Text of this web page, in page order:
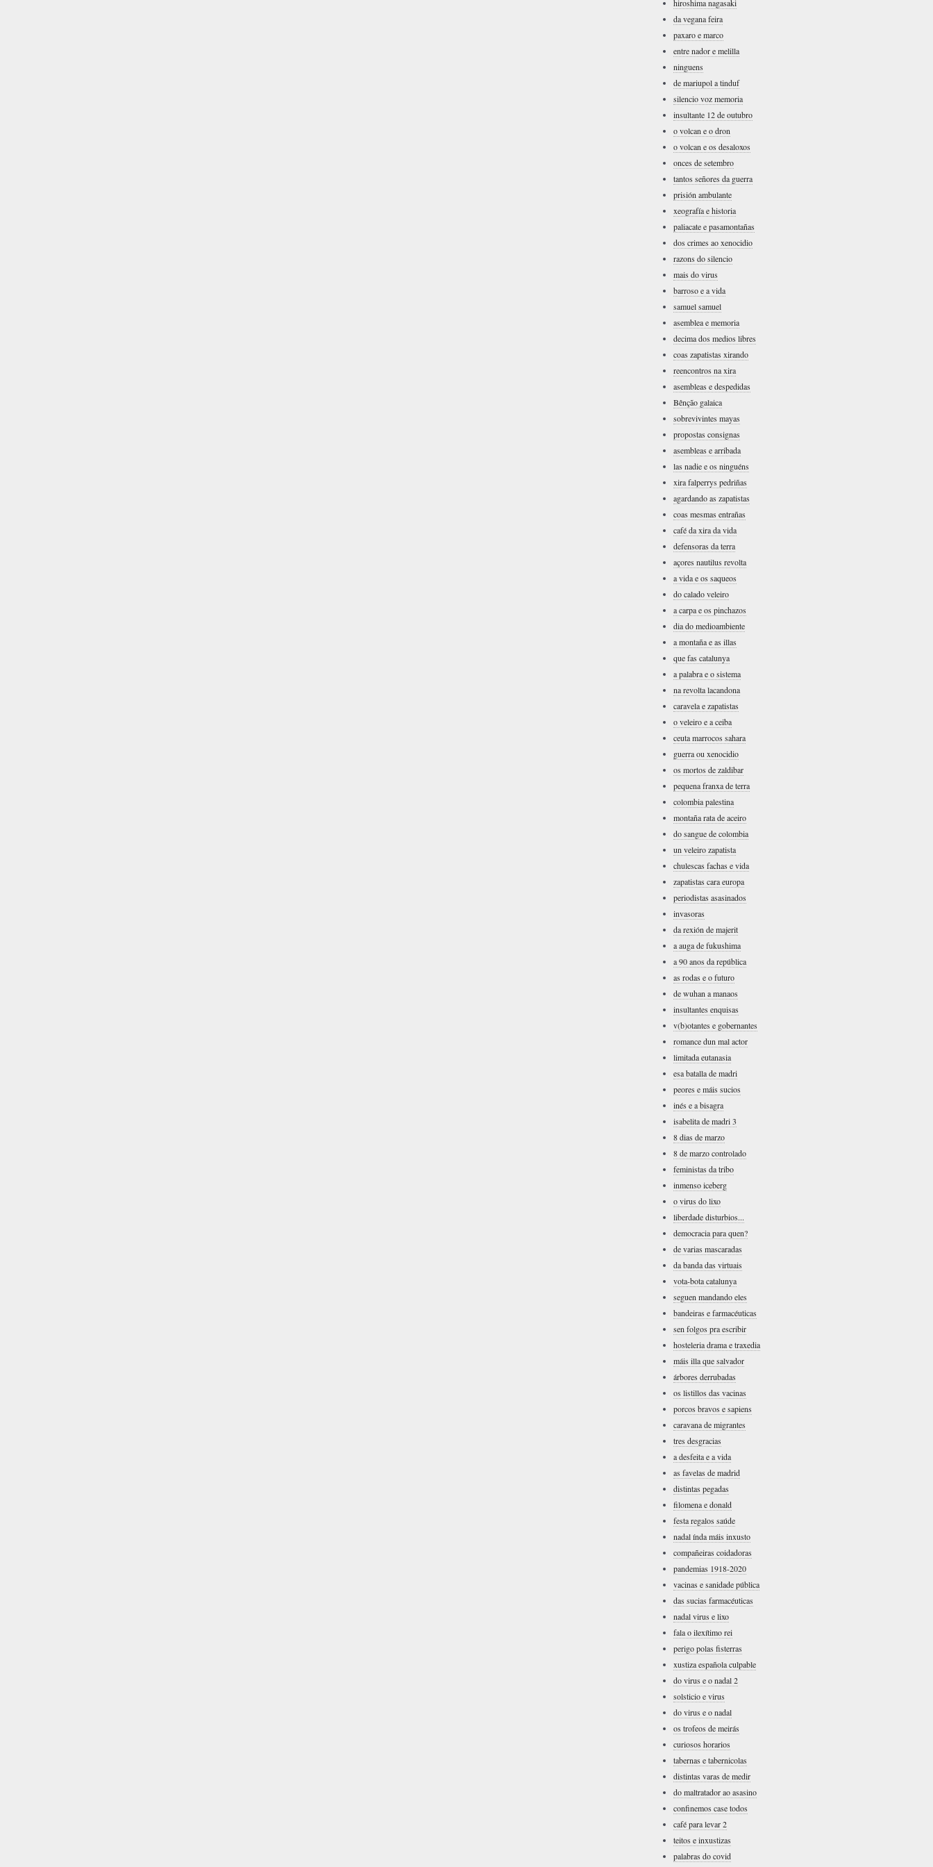
hiroshima nagasaki
da vegana feira
paxaro e marco
entre nador e melilla
ninguens
de mariupol a tinduf
silencio voz memoria
insultante 12 de outubro
o volcan e o dron
o volcan e os desaloxos
onces de setembro
tantos señores da guerra
prisión ambulante
xeografía e historia
paliacate e pasamontañas
dos crimes ao xenocidio
razons do silencio
mais do virus
barroso e a vida
samuel samuel
asemblea e memoria
decima dos medios libres
coas zapatistas xirando
reencontros na xira
asembleas e despedidas
Bênção galaica
sobrevivintes mayas
propostas consignas
asembleas e arribada
las nadie e os ninguéns
xira falperrys pedriñas
agardando as zapatistas
coas mesmas entrañas
café da xira da vida
defensoras da terra
açores nautilus revolta
a vida e os saqueos
do calado veleiro
a carpa e os pinchazos
dia do medioambiente
a montaña e as illas
que fas catalunya
a palabra e o sistema
na revolta lacandona
caravela e zapatistas
o veleiro e a ceiba
ceuta marrocos sahara
guerra ou xenocidio
os mortos de zaldibar
pequena franxa de terra
colombia palestina
montaña rata de aceiro
do sangue de colombia
un veleiro zapatista
chulescas fachas e vida
zapatistas cara europa
periodistas asasinados
invasoras
da rexión de majerit
a auga de fukushima
a 90 anos da república
as rodas e o futuro
de wuhan a manaos
insultantes enquisas
v(b)otantes e gobernantes
romance dun mal actor
limitada eutanasia
esa batalla de madri
peores e máis sucios
inés e a bisagra
isabelita de madri 3
8 dias de marzo
8 de marzo controlado
feministas da tribo
inmenso iceberg
o virus do lixo
liberdade disturbios...
democracia para quen?
de varias mascaradas
da banda das virtuais
vota-bota catalunya
seguen mandando eles
bandeiras e farmacéuticas
sen folgos pra escribir
hosteleria drama e traxedia
máis illa que salvador
árbores derrubadas
os listillos das vacinas
porcos bravos e sapiens
caravana de migrantes
tres desgracias
a desfeita e a vida
as favelas de madrid
distintas pegadas
filomena e donald
festa regalos saúde
nadal índa máis inxusto
compañeiras coidadoras
pandemias 1918-2020
vacinas e sanidade pública
das sucias farmacéuticas
nadal virus e lixo
fala o ilexítimo rei
perigo polas fisterras
xustiza española culpable
do virus e o nadal 2
solsticio e virus
do virus e o nadal
os trofeos de meirás
curiosos horarios
tabernas e tabernicolas
distintas varas de medir
do maltratador ao asasino
confinemos case todos
café para levar 2
teitos e inxustizas
palabras do covid